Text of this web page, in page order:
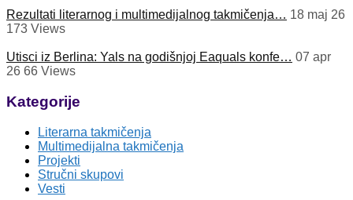
Rezultati literarnog i multimedijalnog takmičenja… 18 maj 26
173 Views
Utisci iz Berlina: Yals na godišnjoj Eaquals konfe… 07 apr
26 66 Views
Kategorije
Literarna takmičenja
Multimedijalna takmičenja
Projekti
Stručni skupovi
Vesti